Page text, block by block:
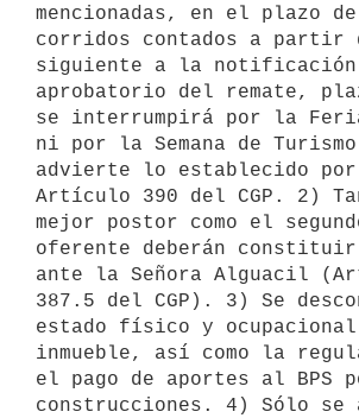
mencionadas, en el plazo
corridos contados a partir
siguiente a la
aprobatorio del remate,
se interrumpirá por la
ni por la Semana de
advierte lo establecido
Artículo 390 del CGP. 2)
mejor postor como el
oferente deberán
ante la Señora Alguacil
387.5 del CGP). 3) Se
estado físico y
inmueble, así como la
el pago de aportes al BPS
construcciones. 4) Sólo se